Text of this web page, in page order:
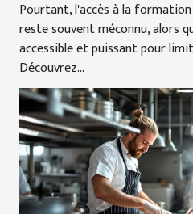
Pourtant, l'accès à la
reste souvent méconnu, alors
accessible et puissant pour
Découvrez...